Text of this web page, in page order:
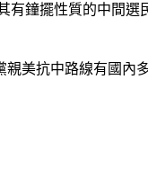
鐘擺性質的中間
親美抗中路線有國內